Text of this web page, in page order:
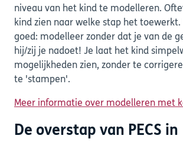
niveau van het kind te modelleren.
kind zien naar welke stap het toewerkt.
goed: modelleer zonder dat je van de
hij/zij je nadoet! Je laat het kind
mogelijkheden zien, zonder te
te 'stampen'.
Meer informatie over modelleren met
De overstap van PECS in